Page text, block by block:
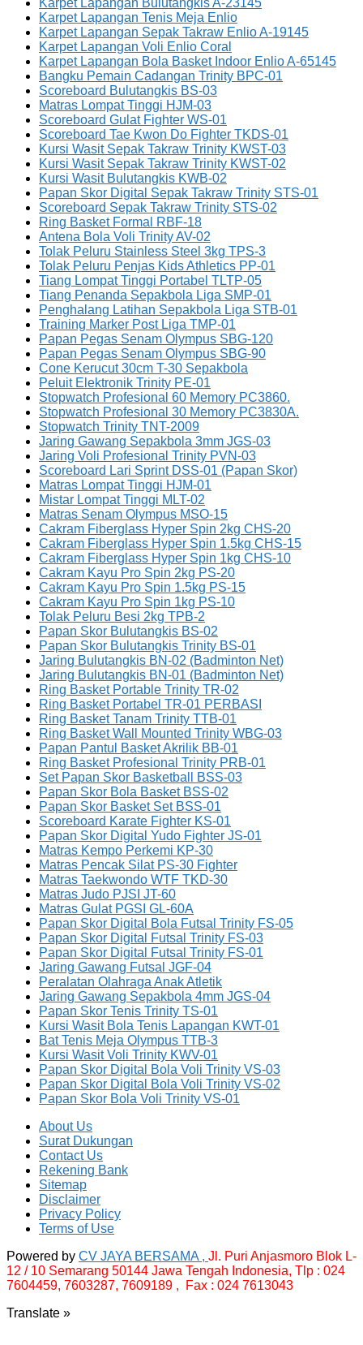
Karpet Lapangan Tenis Meja Enlio
Karpet Lapangan Sepak Takraw Enlio A-19145
Karpet Lapangan Voli Enlio Coral
Karpet Lapangan Bola Basket Indoor Enlio A-65145
Bangku Pemain Cadangan Trinity BPC-01
Scoreboard Bulutangkis BS-03
Matras Lompat Tinggi HJM-03
Scoreboard Gulat Fighter WS-01
Scoreboard Tae Kwon Do Fighter TKDS-01
Kursi Wasit Sepak Takraw Trinity KWST-03
Kursi Wasit Sepak Takraw Trinity KWST-02
Kursi Wasit Bulutangkis KWB-02
Papan Skor Digital Sepak Takraw Trinity STS-01
Scoreboard Sepak Takraw Trinity STS-02
Ring Basket Formal RBF-18
Antena Bola Voli Trinity AV-02
Tolak Peluru Stainless Steel 3kg TPS-3
Tolak Peluru Penjas Kids Athletics PP-01
Tiang Lompat Tinggi Portabel TLTP-05
Tiang Penanda Sepakbola Liga SMP-01
Penghalang Latihan Sepakbola Liga STB-01
Training Marker Post Liga TMP-01
Papan Pegas Senam Olympus SBG-120
Papan Pegas Senam Olympus SBG-90
Cone Kerucut 30cm T-30 Sepakbola
Peluit Elektronik Trinity PE-01
Stopwatch Profesional 60 Memory PC3860.
Stopwatch Profesional 30 Memory PC3830A.
Stopwatch Trinity TNT-2009
Jaring Gawang Sepakbola 3mm JGS-03
Jaring Voli Profesional Trinity PVN-03
Scoreboard Lari Sprint DSS-01 (Papan Skor)
Matras Lompat Tinggi HJM-01
Mistar Lompat Tinggi MLT-02
Matras Senam Olympus MSO-15
Cakram Fiberglass Hyper Spin 2kg CHS-20
Cakram Fiberglass Hyper Spin 1.5kg CHS-15
Cakram Fiberglass Hyper Spin 1kg CHS-10
Cakram Kayu Pro Spin 2kg PS-20
Cakram Kayu Pro Spin 1.5kg PS-15
Cakram Kayu Pro Spin 1kg PS-10
Tolak Peluru Besi 2kg TPB-2
Papan Skor Bulutangkis BS-02
Papan Skor Bulutangkis Trinity BS-01
Jaring Bulutangkis BN-02 (Badminton Net)
Jaring Bulutangkis BN-01 (Badminton Net)
Ring Basket Portable Trinity TR-02
Ring Basket Portabel TR-01 PERBASI
Ring Basket Tanam Trinity TTB-01
Ring Basket Wall Mounted Trinity WBG-03
Papan Pantul Basket Akrilik BB-01
Ring Basket Profesional Trinity PRB-01
Set Papan Skor Basketball BSS-03
Papan Skor Bola Basket BSS-02
Papan Skor Basket Set BSS-01
Scoreboard Karate Fighter KS-01
Papan Skor Digital Yudo Fighter JS-01
Matras Kempo Perkemi KP-30
Matras Pencak Silat PS-30 Fighter
Matras Taekwondo WTF TKD-30
Matras Judo PJSI JT-60
Matras Gulat PGSI GL-60A
Papan Skor Digital Bola Futsal Trinity FS-05
Papan Skor Digital Futsal Trinity FS-03
Papan Skor Digital Futsal Trinity FS-01
Jaring Gawang Futsal JGF-04
Peralatan Olahraga Anak Atletik
Jaring Gawang Sepakbola 4mm JGS-04
Papan Skor Tenis Trinity TS-01
Kursi Wasit Bola Tenis Lapangan KWT-01
Bat Tenis Meja Olympus TTB-3
Kursi Wasit Voli Trinity KWV-01
Papan Skor Digital Bola Voli Trinity VS-03
Papan Skor Digital Bola Voli Trinity VS-02
Papan Skor Bola Voli Trinity VS-01
About Us
Surat Dukungan
Contact Us
Rekening Bank
Sitemap
Disclaimer
Privacy Policy
Terms of Use
Powered by CV JAYA BERSAMA , Jl. Puri Anjasmoro Blok L-
12 / 10 Semarang 50144 Jawa Tengah Indonesia, Tlp : 024
7604459, 7603287, 7609189 , Fax : 024 7613043
Translate »